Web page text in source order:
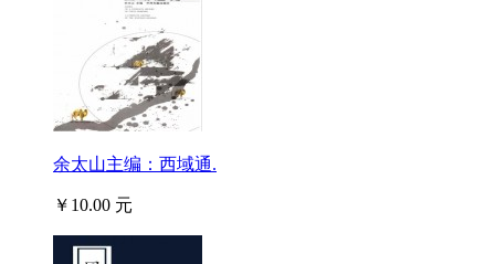
余太山主编：西域通.
￥10.00 元